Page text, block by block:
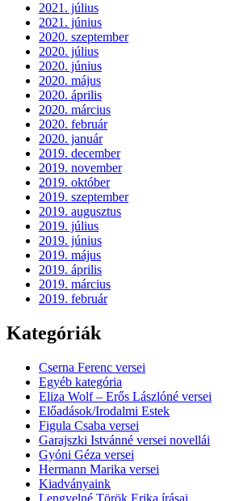
2021. július
2021. június
2020. szeptember
2020. július
2020. június
2020. május
2020. április
2020. március
2020. február
2020. január
2019. december
2019. november
2019. október
2019. szeptember
2019. augusztus
2019. július
2019. június
2019. május
2019. április
2019. március
2019. február
Kategóriák
Cserna Ferenc versei
Egyéb kategória
Eliza Wolf – Erős Lászlóné versei
Előadások/Irodalmi Estek
Figula Csaba versei
Garajszki Istvánné versei novellái
Gyóni Géza versei
Hermann Marika versei
Kiadványaink